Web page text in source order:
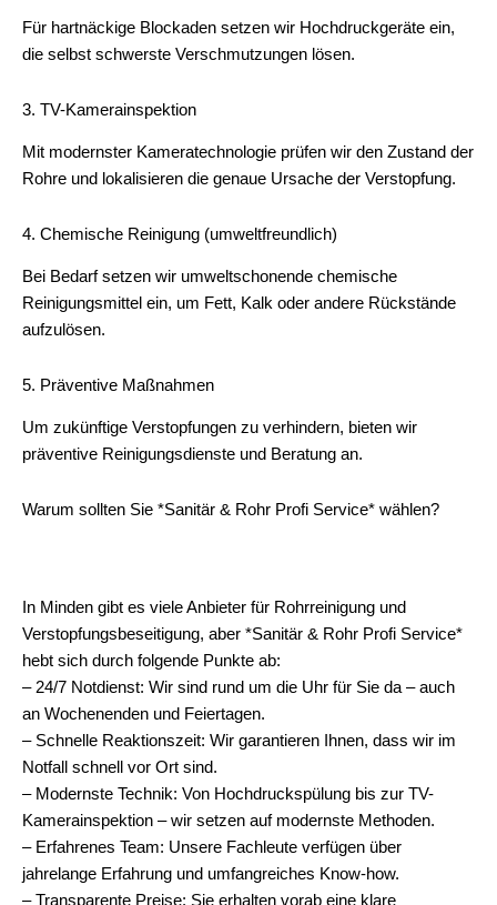
Für hartnäckige Blockaden setzen wir Hochdruckgeräte ein,
die selbst schwerste Verschmutzungen lösen.
3. TV-Kamerainspektion
Mit modernster Kameratechnologie prüfen wir den Zustand der
Rohre und lokalisieren die genaue Ursache der Verstopfung.
4. Chemische Reinigung (umweltfreundlich)
Bei Bedarf setzen wir umweltschonende chemische
Reinigungsmittel ein, um Fett, Kalk oder andere Rückstände
aufzulösen.
5. Präventive Maßnahmen
Um zukünftige Verstopfungen zu verhindern, bieten wir
präventive Reinigungsdienste und Beratung an.
Warum sollten Sie *Sanitär & Rohr Profi Service* wählen?
In Minden gibt es viele Anbieter für Rohrreinigung und
Verstopfungsbeseitigung, aber *Sanitär & Rohr Profi Service*
hebt sich durch folgende Punkte ab:
– 24/7 Notdienst: Wir sind rund um die Uhr für Sie da – auch
an Wochenenden und Feiertagen.
– Schnelle Reaktionszeit: Wir garantieren Ihnen, dass wir im
Notfall schnell vor Ort sind.
– Modernste Technik: Von Hochdruckspülung bis zur TV-
Kamerainspektion – wir setzen auf modernste Methoden.
– Erfahrenes Team: Unsere Fachleute verfügen über
jahrelange Erfahrung und umfangreiches Know-how.
– Transparente Preise: Sie erhalten vorab eine klare